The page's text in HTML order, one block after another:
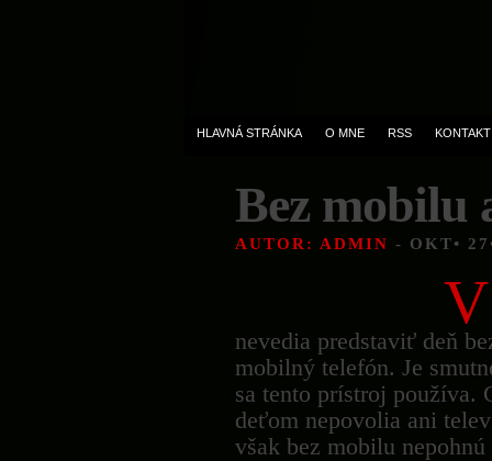
HLAVNÁ STRÁNKA O MNE RSS KONTAKT
Bez mobilu
AUTOR: ADMIN - OKT•
V
nevedia predstaviť deň
mobilný telefón. Je
sa tento prístroj používa.
deťom nepovolia ani
však bez mobilu